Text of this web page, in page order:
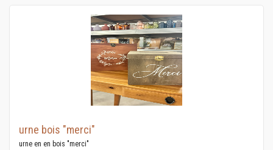
urne bois "merci"
urne en en bois "merci"